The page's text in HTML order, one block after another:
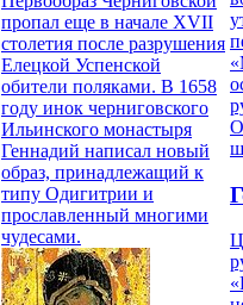
пропал еще в начале XVII
столетия после разрушения
Елецкой Успенской
обители поляками. В 1658
году инок черниговского
Ильинского монастыря
Геннадий написал новый
образ, принадлежащий к
типу Одигитрии и
прославленный многими
чудесами.